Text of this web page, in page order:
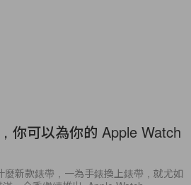
你可以為你的 Apple Watch
新款錶帶，一為手錶換上錶帶，就尤如